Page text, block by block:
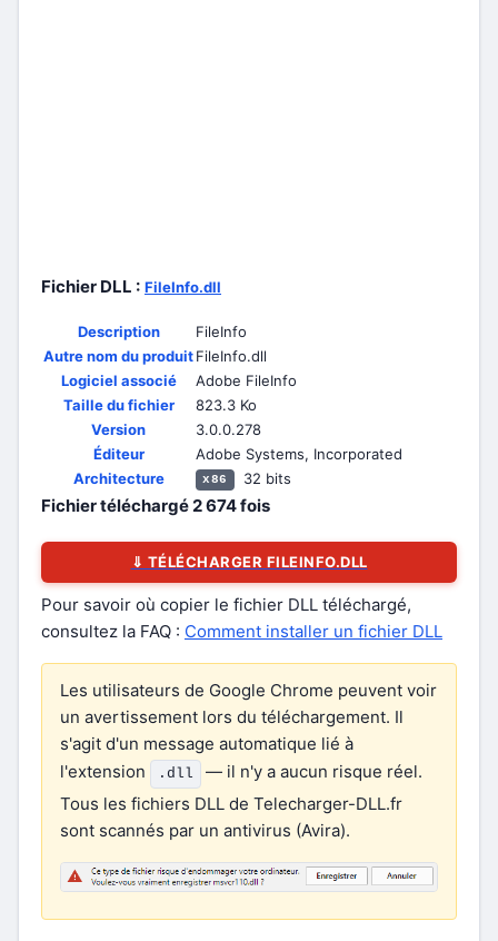
Fichier DLL : FileInfo.dll
Description
FileInfo
Autre nom du produitFileInfo.dll
Logiciel associé
Adobe FileInfo
Taille du fichier
823.3 Ko
Version
3.0.0.278
Éditeur
Adobe Systems, Incorporated
Architecture
x86 32 bits
Fichier téléchargé2 674fois
⇓ TÉLÉCHARGER FILEINFO.DLL
Pour savoir où copier le fichier DLL téléchargé,
consultez la FAQ : Comment installer un fichier DLL
Les utilisateurs de Google Chrome peuvent voir
un avertissement lors du téléchargement. Il
s'agit d'un message automatique lié à
l'extension
.dll
— il n'y a aucun risque réel.
Tous les fichiers DLL de Telecharger-DLL.fr
sont scannés par un antivirus (Avira).